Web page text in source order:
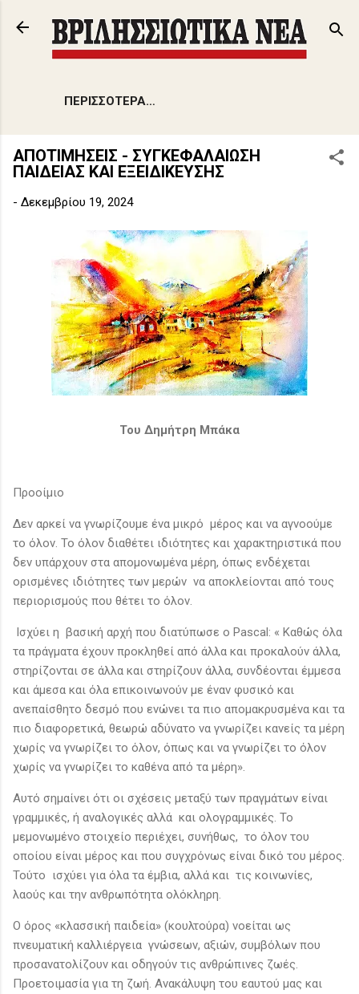
Μετάβαση στο κύριο περιεχόμενο
ΠΕΡΙΣΣΌΤΕΡΑ…
ΑΠΟΤΙΜΗΣΕΙΣ - ΣΥΓΚΕΦΑΛΑΙΩΣΗ
ΠΑΙΔΕΙΑΣ ΚΑΙ ΕΞΕΙΔΙΚΕΥΣΗΣ
- Δεκεμβρίου 19, 2024
Του Δημήτρη Μπάκα
Προοίμιο
Δεν αρκεί να γνωρίζουμε ένα μικρό μέρος και να αγνοούμε
το όλον. Το όλον διαθέτει ιδιότητες και χαρακτηριστικά που
δεν υπάρχουν στα απομονωμένα μέρη, όπως ενδέχεται
ορισμένες ιδιότητες των μερών να αποκλείονται από τους
περιορισμούς που θέτει το όλον.
Ισχύει η βασική αρχή που διατύπωσε ο Pascal: « Καθώς όλα
τα πράγματα έχουν προκληθεί από άλλα και προκαλούν άλλα,
στηρίζονται σε άλλα και στηρίζουν άλλα, συνδέονται έμμεσα
και άμεσα και όλα επικοινωνούν με έναν φυσικό και
ανεπαίσθητο δεσμό που ενώνει τα πιο απομακρυσμένα και τα
πιο διαφορετικά, θεωρώ αδύνατο να γνωρίζει κανείς τα μέρη
χωρίς να γνωρίζει το όλον, όπως και να γνωρίζει το όλον
χωρίς να γνωρίζει το καθένα από τα μέρη».
Αυτό σημαίνει ότι οι σχέσεις μεταξύ των πραγμάτων είναι
γραμμικές, ή αναλογικές αλλά και ολογραμμικές. Το
μεμονωμένο στοιχείο περιέχει, συνήθως, το όλον του
οποίου είναι μέρος και που συγχρόνως είναι δικό του μέρος.
Τούτο ισχύει για όλα τα έμβια, αλλά και τις κοινωνίες,
λαούς και την ανθρωπότητα ολόκληρη.
Ο όρος «κλασσική παιδεία» (κουλτούρα) νοείται ως
πνευματική καλλιέργεια γνώσεων, αξιών, συμβόλων που
προσανατολίζουν και οδηγούν τις ανθρώπινες ζωές.
Προετοιμασία για τη ζωή. Ανακάλυψη του εαυτού μας και